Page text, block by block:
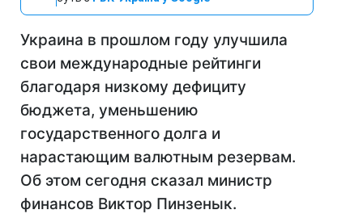
Украина в прошлом году улучшила
свои международные рейтинги
благодаря низкому дефициту
бюджета, уменьшению
государственного долга и
нарастающим валютным резервам.
Об этом сегодня сказал министр
финансов Виктор Пинзенык.